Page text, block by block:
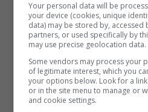
Your personal data will be
your device (cookies, unique
data) may be stored by, accessed
partners, or used specifically by
may use precise geolocation data.
Some vendors may process your
of legitimate interest, which you
your options below. Look for a
or in the site menu to manage or
and cookie settings.